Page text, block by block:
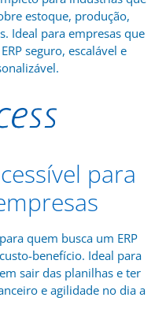
estoque, produção,
Ideal para empresas que
seguro, escalável e
para
quem busca um ERP
benefício. Ideal para
sair das planilhas e ter
e agilidade no dia a